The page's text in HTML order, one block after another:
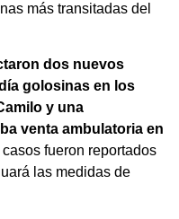
más transitadas del
dos nuevos
golosinas en los
y una
venta ambulatoria en
casos fueron reportados
las medidas de